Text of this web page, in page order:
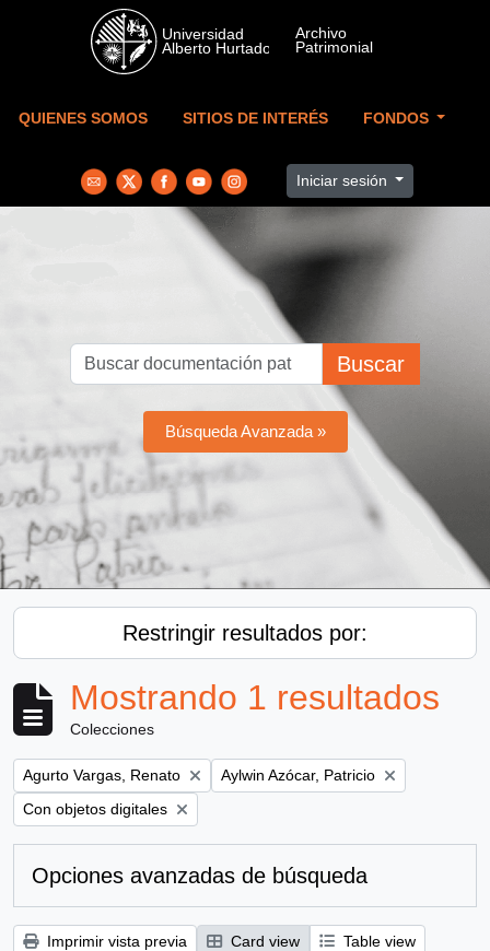
Skip to main content
QUIENES SOMOS SITIOS DE INTERÉS FONDOS
Iniciar sesión
Buscar
Búsqueda Avanzada »
Restringir resultados por:
Mostrando 1 resultados
Colecciones
Remove filter:
Agurto Vargas, Renato Remove filter:
Aylwin Azócar, Patricio
Remove filter:
Con objetos digitales
Opciones avanzadas de búsqueda
Imprimir vista previa Card view
Table view